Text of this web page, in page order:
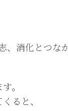
消化とつな
。
ると、